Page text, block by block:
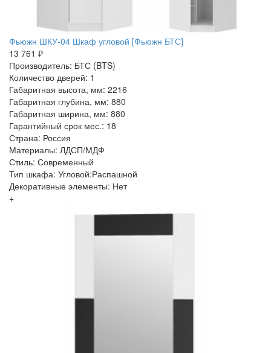
Фьюжн ШКУ-04 Шкаф угловой [Фьюжн БТС]
13 761 ₽
Производитель: БТС (BTS)
Количество дверей: 1
Габаритная высота, мм: 2216
Габаритная глубина, мм: 880
Габаритная ширина, мм: 880
Гарантийный срок мес.: 18
Страна: Россия
Материалы: ЛДСП/МДФ
Стиль: Современный
Тип шкафа: Угловой:Распашной
Декоративные элементы: Нет
+